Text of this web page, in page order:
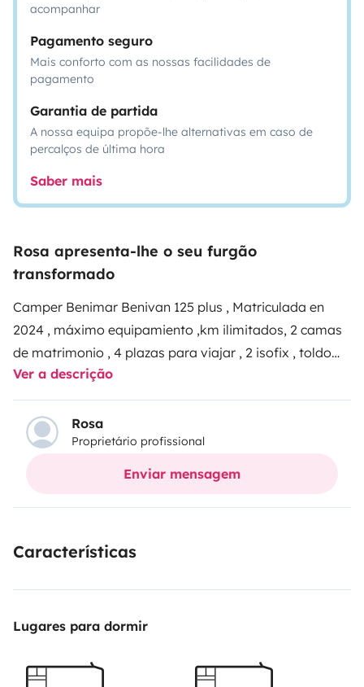
acompanhar
Pagamento seguro
Mais conforto com as nossas facilidades de
pagamento
Garantia de partida
A nossa equipa propõe-lhe alternativas em caso de
percalços de última hora
Saber mais
Rosa apresenta-lhe o seu furgão
transformado
Camper Benimar Benivan 125 plus , Matriculada en
2024 , máximo equipamiento ,km ilimitados, 2 camas
de matrimonio , 4 plazas para viajar , 2 isofix , toldo
grande sillas y mesa exterior , tele Smart para poder
verla incluso durante el viaje , ducha y wc separados
con gran espacio , cocina 2 fuegos , incluido líquidos
del wc , menaje de cocina , gas .
asientos giratorios , luces led , una verdadera
24horas , zona para dejar el vehículo del cliente a
Ver a descrição
Rosa
Proprietário profissional
Enviar mensagem
Características
Lugares para dormir